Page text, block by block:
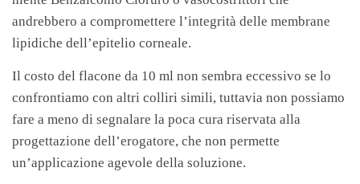
andrebbero a compromettere l’integrità delle membrane
lipidiche dell’epitelio corneale.
Il costo del flacone da 10 ml non sembra eccessivo se lo
confrontiamo con altri colliri simili, tuttavia non possiamo
fare a meno di segnalare la poca cura riservata alla
progettazione dell’erogatore, che non permette
un’applicazione agevole della soluzione.